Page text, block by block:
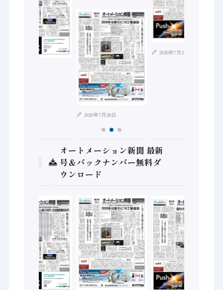
2026年7月28日
2026年7月21日
オートメーション新聞 最新
号＆バックナンバー無料ダ
ウンロード